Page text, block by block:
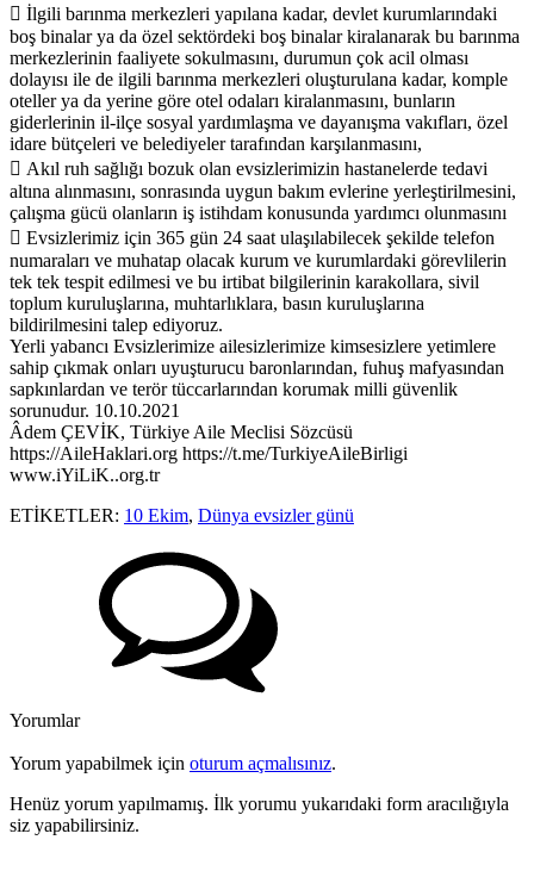
 İlgili barınma merkezleri yapılana kadar, devlet kurumlarındaki
boş binalar ya da özel sektördeki boş binalar kiralanarak bu barınma
merkezlerinin faaliyete sokulmasını, durumun çok acil olması
dolayısı ile de ilgili barınma merkezleri oluşturulana kadar, komple
oteller ya da yerine göre otel odaları kiralanmasını, bunların
giderlerinin il-ilçe sosyal yardımlaşma ve dayanışma vakıfları, özel
idare bütçeleri ve belediyeler tarafından karşılanmasını,
 Akıl ruh sağlığı bozuk olan evsizlerimizin hastanelerde tedavi
altına alınmasını, sonrasında uygun bakım evlerine yerleştirilmesini,
çalışma gücü olanların iş istihdam konusunda yardımcı olunmasını
 Evsizlerimiz için 365 gün 24 saat ulaşılabilecek şekilde telefon
numaraları ve muhatap olacak kurum ve kurumlardaki görevlilerin
tek tek tespit edilmesi ve bu irtibat bilgilerinin karakollara, sivil
toplum kuruluşlarına, muhtarlıklara, basın kuruluşlarına
bildirilmesini talep ediyoruz.
Yerli yabancı Evsizlerimize ailesizlerimize kimsesizlere yetimlere
sahip çıkmak onları uyuşturucu baronlarından, fuhuş mafyasından
sapkınlardan ve terör tüccarlarından korumak milli güvenlik
sorunudur. 10.10.2021
Âdem ÇEVİK, Türkiye Aile Meclisi Sözcüsü
https://AileHaklari.org https://t.me/TurkiyeAileBirligi
www.iYiLiK..org.tr
ETİKETLER: 10 Ekim, Dünya evsizler günü
Yorumlar
Yorum yapabilmek için oturum açmalısınız.
Henüz yorum yapılmamış. İlk yorumu yukarıdaki form aracılığıyla
siz yapabilirsiniz.